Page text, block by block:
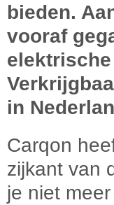
bieden.
vooraf
in
Carqon
zijkant van
je niet